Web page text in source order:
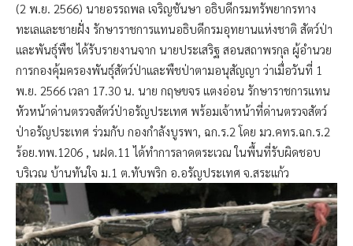
(2 พ.ย. 2566) นายอรรถพล เจริญชันษา อธิบดีกรมทรัพยากรทาง
ทะเลและชายฝั่ง รักษาราชการแทนอธิบดีกรมอุทยานแห่งชาติ สัตว์ป่า
และพันธุ์พืช ได้รับรายงานจาก นายประเสริฐ สอนสถาพรกุล ผู้อำนวย
การกองคุ้มครองพันธุ์สัตว์ป่าและพืชป่าตามอนุสัญญา ว่าเมื่อวันที่ 1
พ.ย. 2566 เวลา 17.30 น. นาย กฤษขจร แตงอ่อน รักษาราชการแทน
หัวหน้าด่านตรวจสัตว์ป่าอรัญประเทศ พร้อมเจ้าหน้าที่ด่านตรวจสัตว์
ป่าอรัญประเทศ ร่วมกับ กองกำลังบูรพา, ฉก.ร.2 โดย มว.คทร.ฉก.ร.2
ร้อย.ทพ.1206 , นฝด.11 ได้ทำการลาดตระเวณ ในพื้นที่รับผิดชอบ
บริเวณ บ้านทันใจ ม.1 ต.ทับพริก อ.อรัญประเทศ จ.สระแก้ว